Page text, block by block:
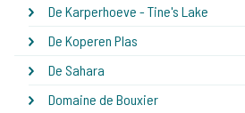
De Karperhoeve - Tine's Lake
De Koperen Plas
De Sahara
Domaine de Bouxier